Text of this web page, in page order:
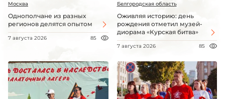
Москва
Однополчане из разных
регионов делятся опытом
7 августа 2026 85
Белгородская область
Оживляя историю: день
рождения отметил музей-
диорама «Курская битва»
7 августа 2026 85